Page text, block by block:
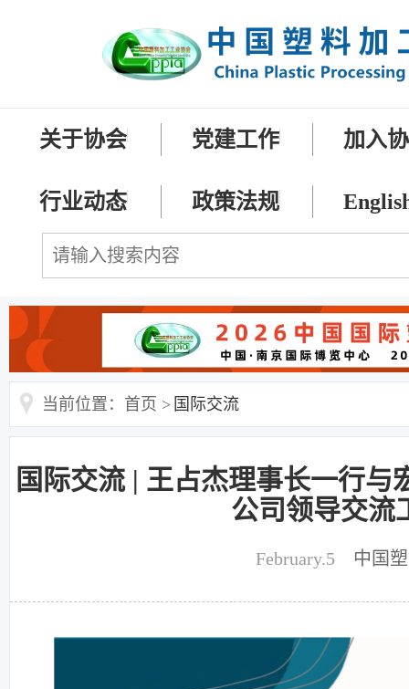
关于协会 党建工作 加入
行业动态 政策法规
当前位置：首页 > 国际交流
国际交流 | 王占杰理事长一行与
公司领导交流
February.5 中国